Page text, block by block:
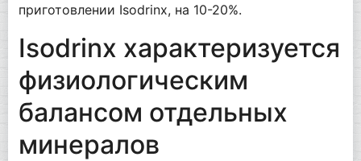
приготовлении Isodrinx, на 10-20%.
Isodrinx характеризуется
физиологическим
балансом отдельных
минералов